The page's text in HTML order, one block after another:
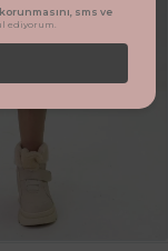
sms ve
ediyorum.